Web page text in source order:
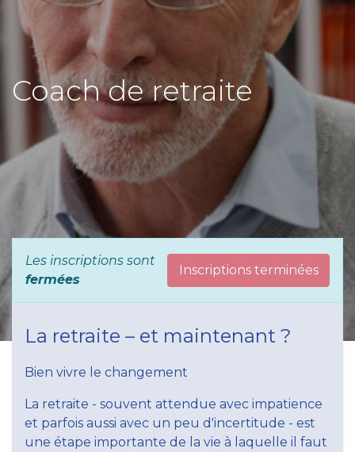
Coach de retraite
Les inscriptions sont
fermées
Inscriptions terminées
La retraite – et maintenant ?
Bien vivre le changement
La retraite - souvent attendue avec impatience
et parfois aussi avec un peu d'incertitude - est
une étape importante de la vie à laquelle il faut